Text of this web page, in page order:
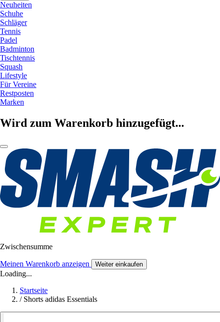
Neuheiten
Schuhe
Schläger
Tennis
Padel
Badminton
Tischtennis
Squash
Lifestyle
Für Vereine
Restposten
Marken
Wird zum Warenkorb hinzugefügt...
Zwischensumme
Meinen Warenkorb anzeigen Weiter einkaufen
Loading...
Startseite
/ Shorts adidas Essentials